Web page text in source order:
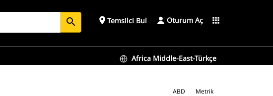
search place Temsilci Bul Oturum Aç apps
Africa Middle-East-Türkçe
ABD Metrik